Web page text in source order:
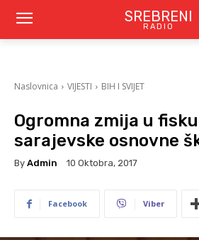
SREBRENI
RADIO
Naslovnica VIJESTI BIH I SVIJET
Ogromna zmija u
sarajevske osnovne
By Admin 10 Oktobra, 2017
Facebook Viber